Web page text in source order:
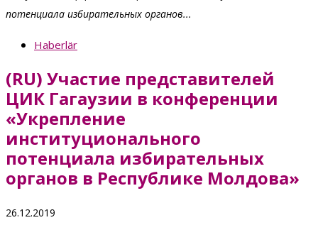
потенциала избирательных органов...
Haberlär
(RU) Участие представителей
ЦИК Гагаузии в конференции
«Укрепление
институционального
потенциала избирательных
органов в Республике Молдова»
26.12.2019